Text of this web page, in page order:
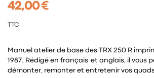
42,00 €
TTC
Manuel atelier de base des TRX 250 R
1987. Rédigé en français et anglais, il vous
démonter, remonter et entretenir vos quads